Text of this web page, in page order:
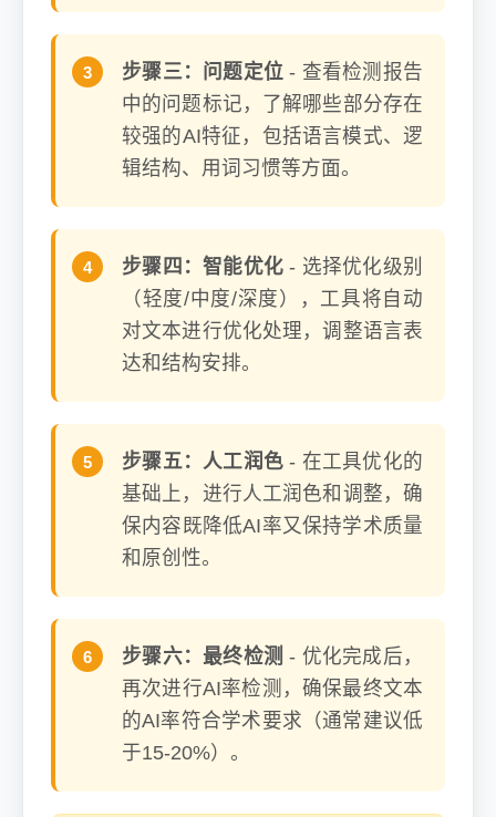
步骤三：问题定位 - 查看检测报告
中的问题标记，了解哪些部分存在
较强的AI特征，包括语言模式、逻
辑结构、用词习惯等方面。
步骤四：智能优化 - 选择优化级别
（轻度/中度/深度），工具将自动
对文本进行优化处理，调整语言表
达和结构安排。
步骤五：人工润色 - 在工具优化的
基础上，进行人工润色和调整，确
保内容既降低AI率又保持学术质量
和原创性。
步骤六：最终检测 - 优化完成后，
再次进行AI率检测，确保最终文本
的AI率符合学术要求（通常建议低
于15-20%）。